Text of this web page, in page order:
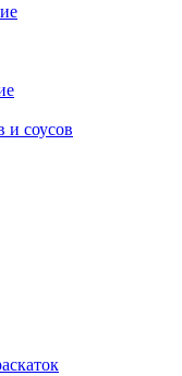
и соусов